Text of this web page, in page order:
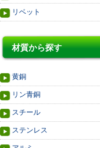
リベット
材質から探す
黄銅
リン青銅
スチール
ステンレス